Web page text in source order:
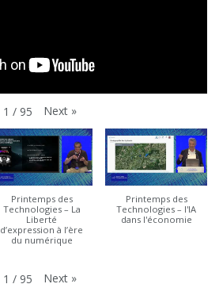
1 / 95 Next »
Printemps des
Technologies – La
Liberté
d’expression à l’ère
du numérique
Printemps des
Technologies – l'IA
dans l'économie
1 / 95 Next »